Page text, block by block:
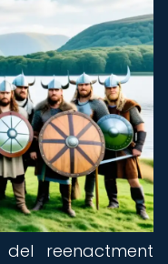
reenactment